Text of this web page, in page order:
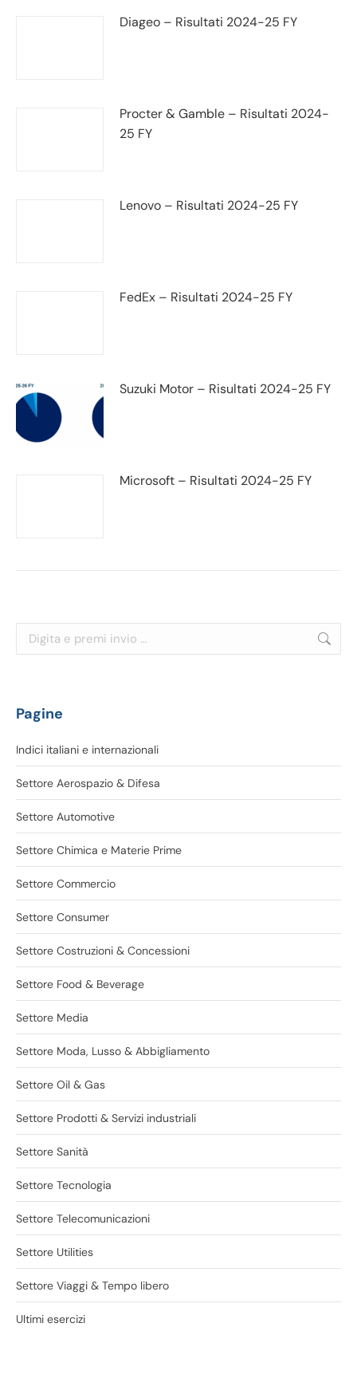
Diageo – Risultati 2024-25 FY
Procter & Gamble – Risultati 2024-
25 FY
Lenovo – Risultati 2024-25 FY
FedEx – Risultati 2024-25 FY
Suzuki Motor – Risultati 2024-25 FY
Microsoft – Risultati 2024-25 FY
Cerca:
Pagine
Indici italiani e internazionali
Settore Aerospazio & Difesa
Settore Automotive
Settore Chimica e Materie Prime
Settore Commercio
Settore Consumer
Settore Costruzioni & Concessioni
Settore Food & Beverage
Settore Media
Settore Moda, Lusso & Abbigliamento
Settore Oil & Gas
Settore Prodotti & Servizi industriali
Settore Sanità
Settore Tecnologia
Settore Telecomunicazioni
Settore Utilities
Settore Viaggi & Tempo libero
Ultimi esercizi